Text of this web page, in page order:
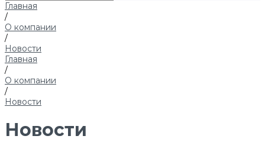
Главная
/
О компании
/
Новости
Главная
/
О компании
/
Новости
Новости